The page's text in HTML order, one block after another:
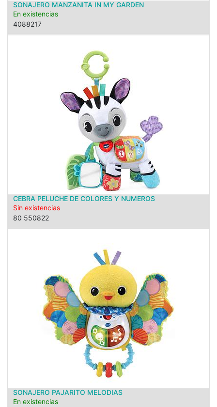
SONAJERO MANZANITA IN MY GARDEN
En existencias
4088217
CEBRA PELUCHE DE COLORES Y NUMEROS
Sin existencias
80 550822
SONAJERO PAJARITO MELODIAS
En existencias